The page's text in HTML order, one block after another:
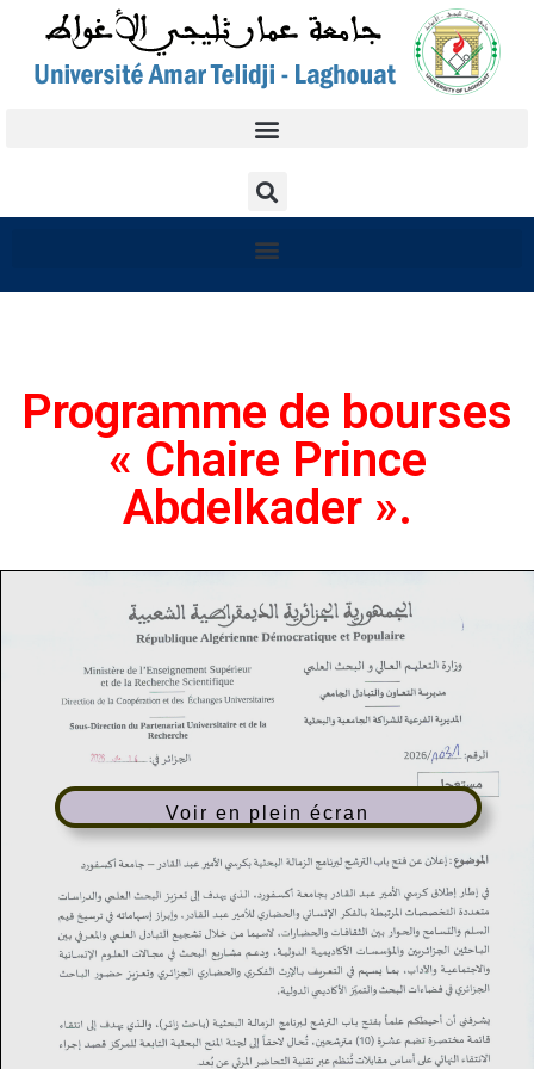
Programme de bourses
« Chaire Prince
Abdelkader ».
Voir en plein écran